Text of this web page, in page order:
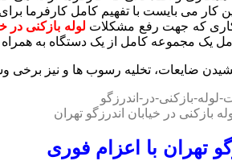
می بایست با تفهیم کامل کارفرما
که جهت رفع مشکلات لوله بازکنی در
یک مجموعه کامل از یک دستگاه به همراه
ضایعات، تخلیه رسوب ها و نیز برخی
بازکنی در خیابان اندرزگو تهران
تهران با اعزام فوری